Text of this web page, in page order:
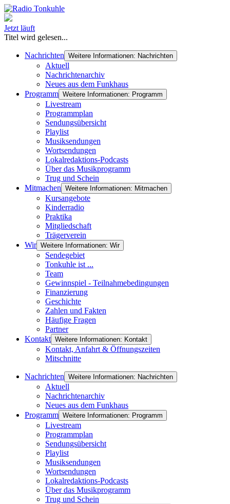
Jetzt läuft
Titel wird gelesen...
Nachrichten Weitere Informationen: Nachrichten
Aktuell
Nachrichtenarchiv
Neues aus dem Funkhaus
Programm Weitere Informationen: Programm
Livestream
Programmplan
Sendungsübersicht
Playlist
Musiksendungen
Wortsendungen
Lokalredaktions-Podcasts
Über das Musikprogramm
Trug und Schein
Mitmachen Weitere Informationen: Mitmachen
Kursangebote
Kinderradio
Praktika
Mitgliedschaft
Trägerverein
Wir Weitere Informationen: Wir
Sendegebiet
Tonkuhle ist ...
Team
Gewinnspiel - Teilnahmebedingungen
Finanzierung
Geschichte
Zahlen und Fakten
Häufige Fragen
Partner
Kontakt Weitere Informationen: Kontakt
Kontakt, Anfahrt & Öffnungszeiten
Mitschnitte
Nachrichten Weitere Informationen: Nachrichten
Aktuell
Nachrichtenarchiv
Neues aus dem Funkhaus
Programm Weitere Informationen: Programm
Livestream
Programmplan
Sendungsübersicht
Playlist
Musiksendungen
Wortsendungen
Lokalredaktions-Podcasts
Über das Musikprogramm
Trug und Schein